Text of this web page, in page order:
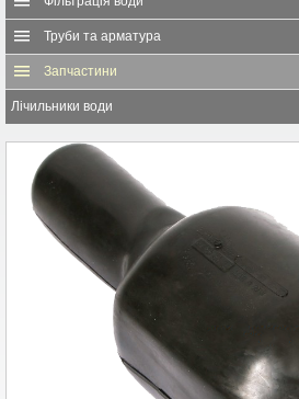
Труби та арматура
Запчастини
Лічильники води